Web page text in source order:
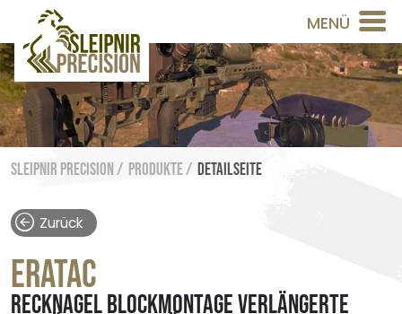
MENÜ
Sleipnir Precision / Produkte / Detailseite
Zurück
ERATAC
RECKNAGEL BLOCKMONTAGE VERLÄNGERTE